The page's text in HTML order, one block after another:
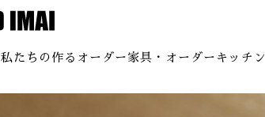
私たちの作るオーダー家具・オーダーキッチン